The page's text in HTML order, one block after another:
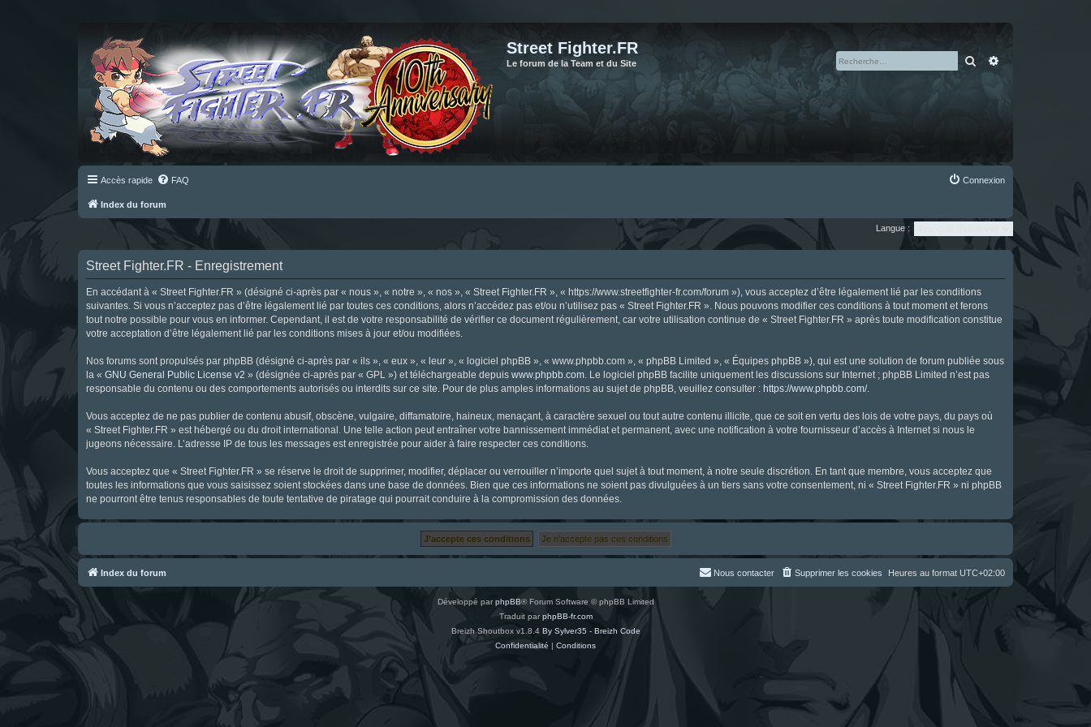
Street Fighter.FR
Le forum de la Team et du Site Rechercher
Accès rapide FAQ Connexion
Index du forum
Langue :
Street Fighter.FR - Enregistrement
En accédant à « Street Fighter.FR » (désigné ci-après par « nous », « notre », « nos », « Street Fighter.FR », « https://www.streetfighter-fr.com/forum »), vous acceptez d’être légalement lié par les conditions
suivantes. Si vous n’acceptez pas d’être légalement lié par toutes ces conditions, alors n’accédez pas et/ou n’utilisez pas « Street Fighter.FR ». Nous pouvons modifier ces conditions à tout moment et ferons
tout notre possible pour vous en informer. Cependant, il est de votre responsabilité de vérifier ce document régulièrement, car votre utilisation continue de « Street Fighter.FR » après toute modification constitue
votre acceptation d’être légalement lié par les conditions mises à jour et/ou modifiées.
Nos forums sont propulsés par phpBB (désigné ci-après par « ils », « eux », « leur », « logiciel phpBB », « www.phpbb.com », « phpBB Limited », « Équipes phpBB »), qui est une solution de forum publiée sous
la « GNU General Public License v2 » (désignée ci-après par « GPL ») et téléchargeable depuis www.phpbb.com . Le logiciel phpBB facilite uniquement les discussions sur Internet ; phpBB Limited n’est pas
responsable du contenu ou des comportements autorisés ou interdits sur ce site. Pour de plus amples informations au sujet de phpBB, veuillez consulter : https://www.phpbb.com/.
Vous acceptez de ne pas publier de contenu abusif, obscène, vulgaire, diffamatoire, haineux, menaçant, à caractère sexuel ou tout autre contenu illicite, que ce soit en vertu des lois de votre pays, du pays où
« Street Fighter.FR » est hébergé ou du droit international. Une telle action peut entraîner votre bannissement immédiat et permanent, avec une notification à votre fournisseur d’accès à Internet si nous le
jugeons nécessaire. L’adresse IP de tous les messages est enregistrée pour aider à faire respecter ces conditions.
Vous acceptez que « Street Fighter.FR » se réserve le droit de supprimer, modifier, déplacer ou verrouiller n’importe quel sujet à tout moment, à notre seule discrétion. En tant que membre, vous acceptez que
toutes les informations que vous saisissez soient stockées dans une base de données. Bien que ces informations ne soient pas divulguées à un tiers sans votre consentement, ni « Street Fighter.FR » ni phpBB
ne pourront être tenus responsables de toute tentative de piratage qui pourrait conduire à la compromission des données.
Index du forum Heures au format UTC+02:00
Supprimer les cookies
Nous contacter
Développé parphpBB® Forum Software © phpBB Limited
Traduit parphpBB-fr.com
Breizh Shoutbox v1.8.4 By Sylver35 - Breizh Code
Confidentialité | Conditions